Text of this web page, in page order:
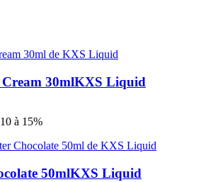
30mlKXS Liquid
10 à 15%
50mlKXS Liquid